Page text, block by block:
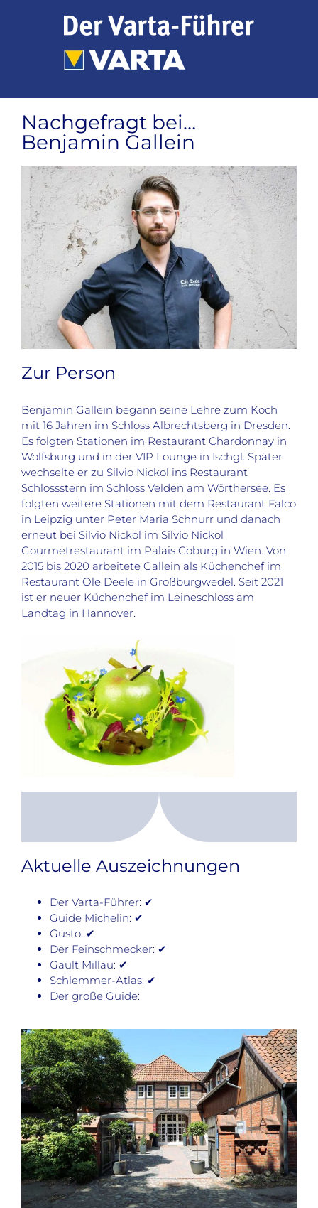
Nachgefragt bei…
Benjamin Gallein
Zur Person
Benjamin Gallein begann seine Lehre zum Koch
mit 16 Jahren im Schloss Albrechtsberg in Dresden.
Es folgten Stationen im Restaurant Chardonnay in
Wolfsburg und in der VIP Lounge in Ischgl. Später
wechselte er zu Silvio Nickol ins Restaurant
Schlossstern im Schloss Velden am Wörthersee. Es
folgten weitere Stationen mit dem Restaurant Falco
in Leipzig unter Peter Maria Schnurr und danach
erneut bei Silvio Nickol im Silvio Nickol
Gourmetrestaurant im Palais Coburg in Wien. Von
2015 bis 2020 arbeitete Gallein als Küchenchef im
Restaurant Ole Deele in Großburgwedel. Seit 2021
ist er neuer Küchenchef im Leineschloss am
Landtag in Hannover.
Aktuelle Auszeichnungen
Der Varta-Führer: ✔
Guide Michelin: ✔
Gusto: ✔
Der Feinschmecker: ✔
Gault Millau: ✔
Schlemmer-Atlas: ✔
Der große Guide: